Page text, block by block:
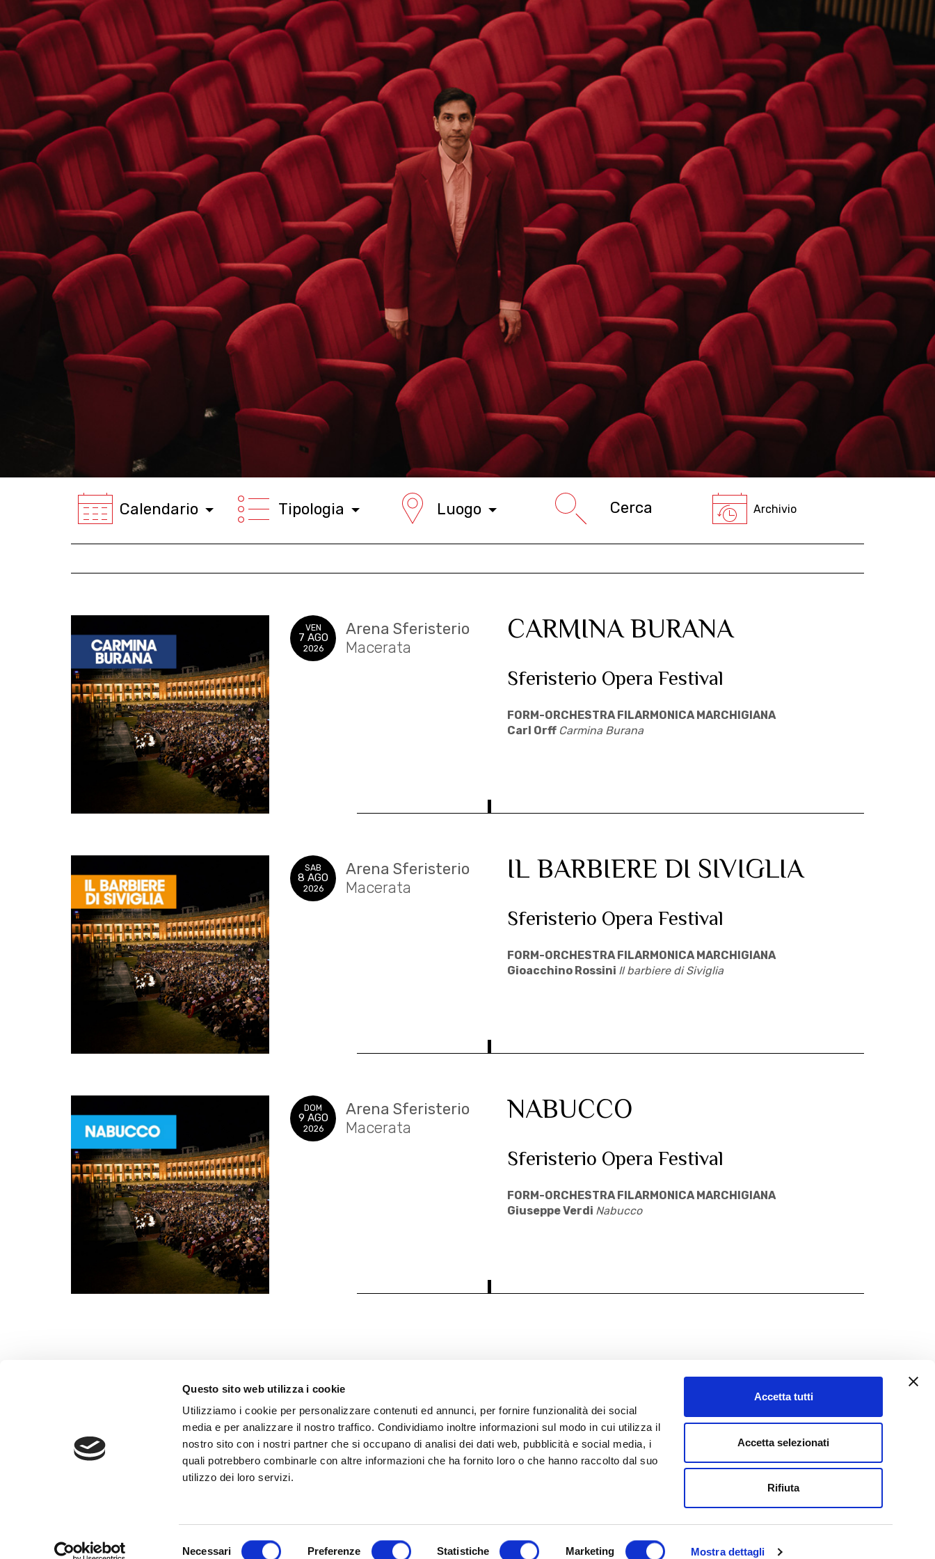
Questo sito web utilizza i cookie
Utilizziamo i cookie per personalizzare contenuti ed annunci, per fornire funzionalità dei social
media e per analizzare il nostro traffico. Condividiamo inoltre informazioni sul modo in cui utilizza il
nostro sito con i nostri partner che si occupano di analisi dei dati web, pubblicità e social media, i
quali potrebbero combinarle con altre informazioni che ha fornito loro o che hanno raccolto dal suo
utilizzo dei loro servizi.
Necessari Preferenze Statistiche Marketing Mostra dettagli
Accetta tutti
Accetta selezionati
Rifiuta
Calendario Tipologia Luogo Archivio
CARMINA BURANA
Sferisterio Opera Festival
FORM-ORCHESTRA FILARMONICA MARCHIGIANA
Carl Orff Carmina Burana
VEN
7 AGO
2026
Arena Sferisterio
Macerata
IL BARBIERE DI SIVIGLIA
Sferisterio Opera Festival
FORM-ORCHESTRA FILARMONICA MARCHIGIANA
Gioacchino Rossini Il barbiere di Siviglia
SAB
8 AGO
2026
Arena Sferisterio
Macerata
NABUCCO
Sferisterio Opera Festival
FORM-ORCHESTRA FILARMONICA MARCHIGIANA
Giuseppe Verdi Nabucco
DOM
9 AGO
2026
Arena Sferisterio
Macerata
Contatti
Privacy Policy